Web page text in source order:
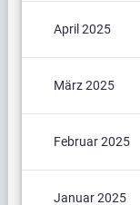
April 2025
März 2025
Februar 2025
Januar 2025